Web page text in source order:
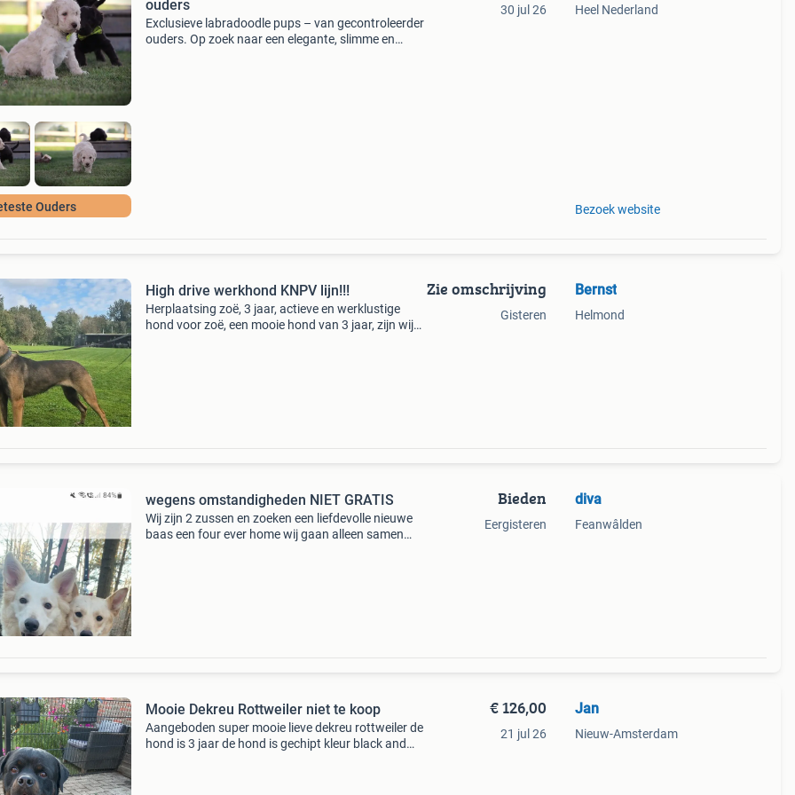
Ouders
ouders
Exclusieve labradoodle pups – van gecontroleerder
ouders. Op zoek naar een elegante, slimme en
30 jul 26 Heel Nederland
Bezoek website
High drive werkhond KNPV lijn!!!
Herplaatsing zoë, 3 jaar, actieve en werklustige
hond voor zoë, een mooie hond van 3 jaar, zijn wij
Zie omschrijving
Gisteren
Bernst
Helmond
wegens omstandigheden NIET GRATIS
Wij zijn 2 zussen en zoeken een liefdevolle nieuwe
baas een four ever home wij gaan alleen samen
Bieden
Eergisteren
diva
Feanwâlden
Mooie Dekreu Rottweiler niet te koop
Aangeboden super mooie lieve dekreu rottweiler de
hond is 3 jaar de hond is gechipt kleur black and
€ 126,00
21 jul 26
Jan
Nieuw-Amsterdam